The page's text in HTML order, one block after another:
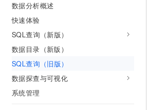
数据分析概述
快速体验
SQL查询（新版）
数据目录（新版）
SQL查询（旧版）
数据探查与可视化
系统管理